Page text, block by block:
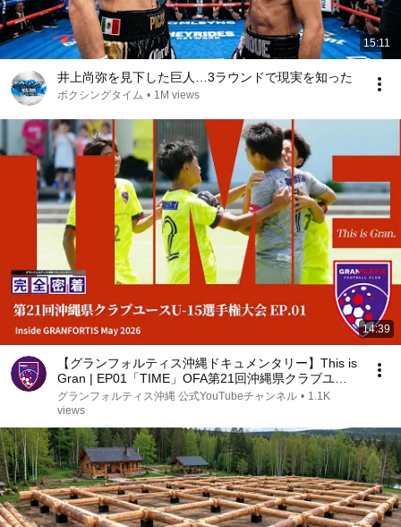
15:11
井上尚弥を見下した巨人…3ラウンドで現実を知った
ボクシングタイム • 1M views
14:39
【グランフォルティス沖縄ドキュメンタリー】This is
Gran | EP01「TIME」OFA第21回沖縄県クラブユー
スU-15サッカー選手権大会― 準決勝、そして決勝へ
―
グランフォルティス沖縄 公式YouTubeチャンネル • 1.1K
views